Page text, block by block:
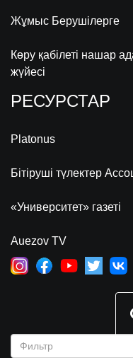
Жұмыс Берушілерге
Көру қабілеті нашар
жүйесі
РЕСУРСТАР
Platonus
Бітіруші түлектер
«Университет» газеті
Auezov TV